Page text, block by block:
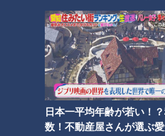
日本一平均年齢が若い！
数！不動産屋さんが選ぶ